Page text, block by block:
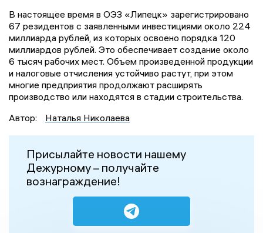
В настоящее время в ОЭЗ «Липецк» зарегистрировано
67 резидентов с заявленными инвестициями около 224
миллиарда рублей, из которых освоено порядка 120
миллиардов рублей. Это обеспечивает создание около
6 тысяч рабочих мест. Объем произведенной продукции
и налоговые отчисления устойчиво растут, при этом
многие предприятия продолжают расширять
производство или находятся в стадии строительства.
Автор:
Наталья Николаева
Присылайте новости нашему
Дежурному – получайте
вознаграждение!